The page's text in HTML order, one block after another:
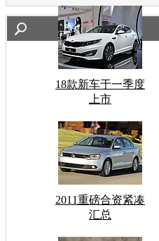
18款新车于一季度
上市
2011重磅合资紧凑
汇总